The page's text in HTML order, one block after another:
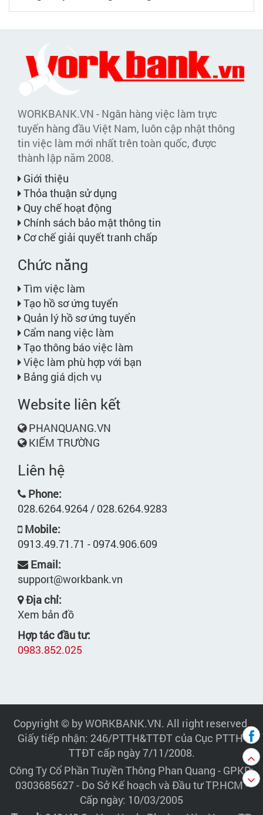
WORKBANK.VN - Ngân hàng việc làm trực
tuyến hàng đầu Việt Nam, luôn cập nhật thông
tin việc làm mới nhất trên toàn quốc, được
thành lập năm 2008.
Giới thiệu
Thỏa thuận sử dụng
Quy chế hoạt động
Chính sách bảo mật thông tin
Cơ chế giải quyết tranh chấp
Chức năng
Tìm việc làm
Tạo hồ sơ ứng tuyển
Quản lý hồ sơ ứng tuyển
Cẩm nang việc làm
Tạo thông báo việc làm
Việc làm phù hợp với bạn
Bảng giá dịch vụ
Website liên kết
PHANQUANG.VN
KIẾM TRƯỜNG
Liên hệ
Phone:
028.6264.9264 / 028.6264.9283
Mobile:
0913.49.71.71 - 0974.906.609
Email:
support@workbank.vn
Địa chỉ:
Xem bản đồ
Hợp tác đầu tư:
0983.852.025
Copyright © by WORKBANK.VN. All right reserved.
Giấy tiếp nhận: 246/PTTH&TTĐT của Cục PTTH-
TTĐT cấp ngày 7/11/2008.
Công Ty Cổ Phần Truyền Thông Phan Quang - GPKD:
0303685627 - Do Sở Kế hoạch và Đầu tư TP.HCM -
Cấp ngày: 10/03/2005